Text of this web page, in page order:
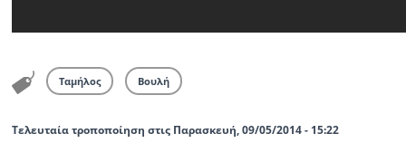
Ταμήλος Βουλή
Τελευταία τροποποίηση στις Παρασκευή, 09/05/2014 - 15:22